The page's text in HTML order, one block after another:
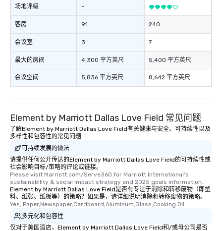
场地评级
客房
会议室
最大的房间
会议空间
-
91
3
4,300 平方英尺
5,836 平方英尺
240
7
5,400 平方英尺
8,642 平方英尺
Element by Marriott Dallas Love Field 常见问题
了解Element by Marriott Dallas Love Field有关健康与安全、可持续性以及
多样性和包容性的常见问题
可持续发展的做法
请提供任何公开传达的Element by Marriott Dallas Love Field的可持续性或
社会影响目标/策略的评论或链接。
Please visit Marriott.com/Serve360 for Marriott International's
sustainability & social impact strategy and 2025 goals information.
Element by Marriott Dallas Love Field是否有专注于消除和转移废物（即塑
料、纸张、纸板等）的策略？如果是，请详细说明消除和转移废物的策略。
Yes, Paper,Newspaper,Cardboard,Aluminum,Glass,Cooking Oil
多元化和包容性
仅对于美国酒店，Element by Marriott Dallas Love Field和/或母公司是否